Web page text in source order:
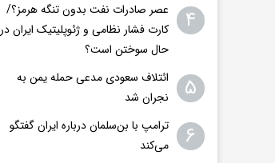
۴
عصر صادرات نفت بدون تنگه هرمز؟/
کارت فشار نظامی و ژئوپلیتیک ایران در
حال سوختن است؟
۵
ائتلاف سعودی مدعی حمله یمن به
نجران شد
۶
ترامپ با بن‌سلمان درباره ایران گفتگو
می‌کند